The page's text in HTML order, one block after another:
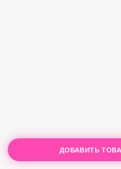
ДОБАВИТЬ